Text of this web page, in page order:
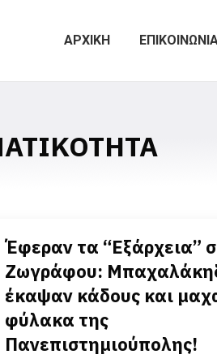
ΑΡΧΙΚΗ
Έφεραν τα “Εξάρχεια”
Ζωγράφου:
έκαψαν κάδους και
φύλακα της
Πανεπιστημιούπολης!